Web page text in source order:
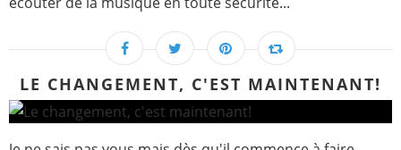
LE CHANGEMENT, C'EST MAINTENANT!